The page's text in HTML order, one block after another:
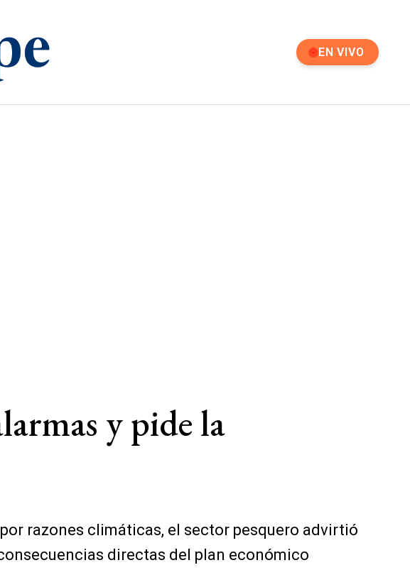
EN VIVO
y pide la
razones climáticas, el sector pesquero advirtió
directas del plan económico